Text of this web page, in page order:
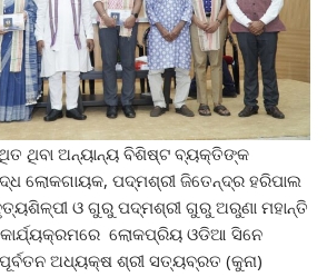
ଥିବା ଅନ୍ୟାନ୍ୟ ବିଶିଷ୍ଟ ବ୍ୟକ୍ତିଙ୍କ
ଲୋକଗାୟକ, ପଦ୍ମଶ୍ରୀ ଜିତେନ୍ଦ୍ର ହରିପାଲ
ଓ ଗୁରୁ ପଦ୍ମଶ୍ରୀ ଗୁରୁ ଅରୁଣା ମହାନ୍ତି
କାର୍ଯ୍ୟକ୍ରମରେ ଲୋକପ୍ରିୟ ଓଡିଆ ସିନେ
ଅଧ୍ୟକ୍ଷ ଶ୍ରୀ ସତ୍ୟବ୍ରତ (କୁନା)